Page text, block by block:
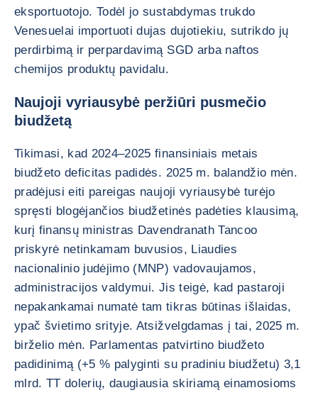
eksportuotojo. Todėl jo sustabdymas trukdo
Venesuelai importuoti dujas dujotiekiu, sutrikdo jų
perdirbimą ir perpardavimą SGD arba naftos
chemijos produktų pavidalu.
Naujoji vyriausybė peržiūri pusmečio
biudžetą
Tikimasi, kad 2024–2025 finansiniais metais
biudžeto deficitas padidės. 2025 m. balandžio mėn.
pradėjusi eiti pareigas naujoji vyriausybė turėjo
spręsti blogėjančios biudžetinės padėties klausimą,
kurį finansų ministras Davendranath Tancoo
priskyrė netinkamam buvusios, Liaudies
nacionalinio judėjimo (MNP) vadovaujamos,
administracijos valdymui. Jis teigė, kad pastaroji
nepakankamai numatė tam tikras būtinas išlaidas,
ypač švietimo srityje. Atsižvelgdamas į tai, 2025 m.
birželio mėn. Parlamentas patvirtino biudžeto
padidinimą (+5 % palyginti su pradiniu biudžetu) 3,1
mlrd. TT dolerių, daugiausia skiriamą einamosioms